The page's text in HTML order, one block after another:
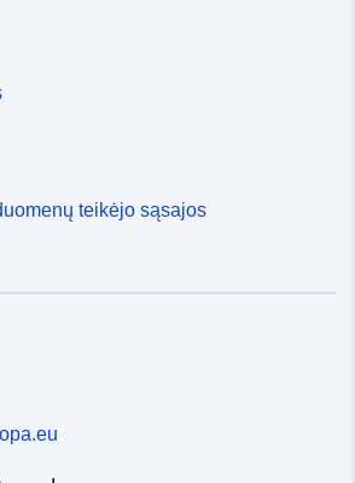
teikėjo sąsajos